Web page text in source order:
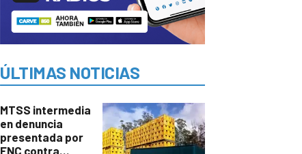
ÚLTIMAS NOTICIAS
MTSS intermedia
en denuncia
presentada por
FNC contra